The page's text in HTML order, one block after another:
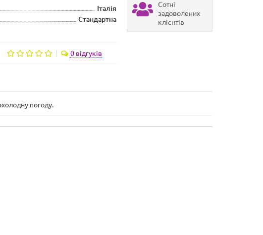
Італія
Стандартна
0 відгуків
Сотні
задоволених
клієнтів
погоду.